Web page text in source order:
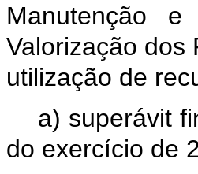
Manutenção
Valorização dos
utilização de
a) superávit
do exercício de